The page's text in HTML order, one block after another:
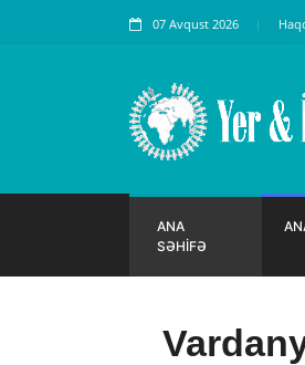
07 Avqust 2026
ANA
SƏHİFƏ